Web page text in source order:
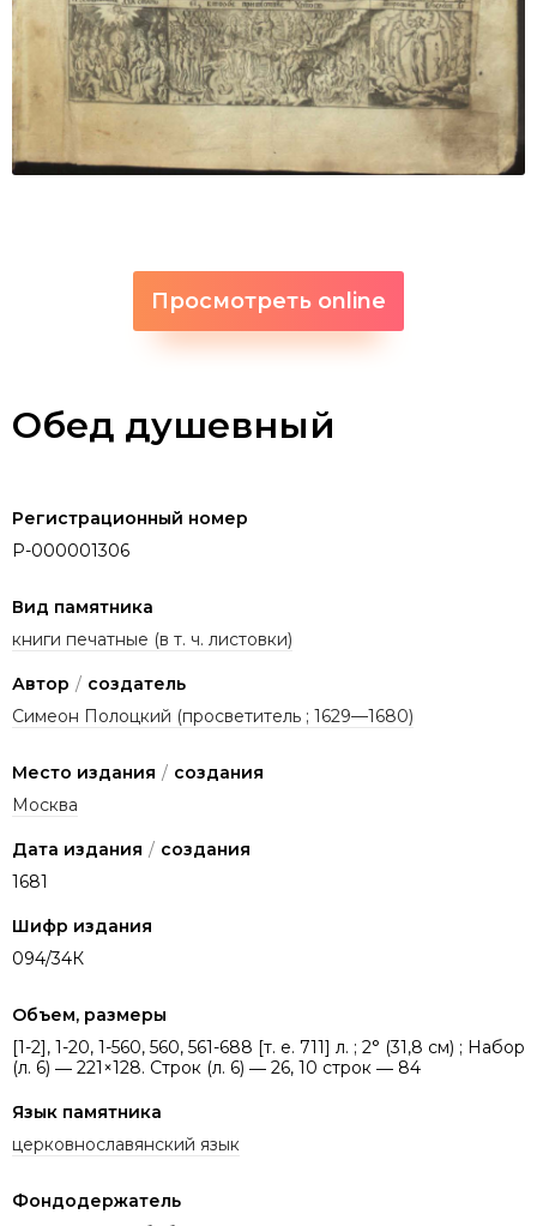
Просмотреть online
Обед душевный
Регистрационный номер
P-000001306
Вид памятника
книги печатные (в т. ч. листовки)
Автор / создатель
Симеон Полоцкий (просветитель ; 1629—1680)
Место издания / создания
Москва
Дата издания / создания
1681
Шифр издания
094/34К
Объем, размеры
[1-2], 1-20, 1-560, 560, 561-688 [т. е. 711] л. ; 2° (31,8 см) ; Набор
(л. 6) ― 221×128. Строк (л. 6) ― 26, 10 строк ― 84
Язык памятника
церковнославянский язык
Фондодержатель